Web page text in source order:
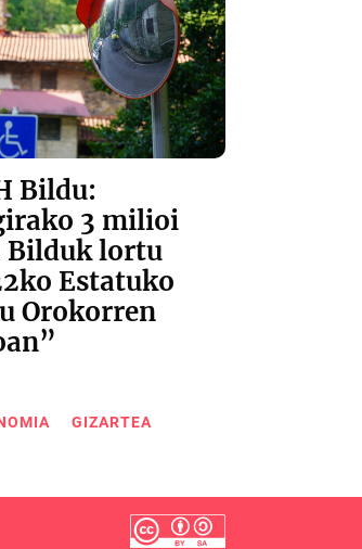
Bildu:
3 milioi
Bilduk lortu
Estatuko
Orokorren
GIZARTEA